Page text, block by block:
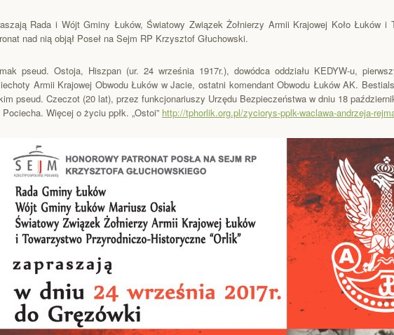
Rada i Wójt Gminy Łuków, Światowy Związek Żołnierzy Armii Krajowej Koło Łuków i
nad nią objął Poseł na Sejm RP Krzysztof Głuchowski.
pseud. Ostoja, Hiszpan (ur. 24 września 1917r.), dowódca oddziału KEDYW-u,
Armii Krajowej Obwodu Łuków w Jacie, ostatni komendant Obwodu Łuków AK.
pseud. Czeczot (20 lat), przez funkcjonariuszy Urzędu Bezpieczeństwa w dniu 18
Więcej o życiu ppłk. „Ostoi” http://tphorlik.org.pl/zyciorys-pplk-waclawa-andrzeja-